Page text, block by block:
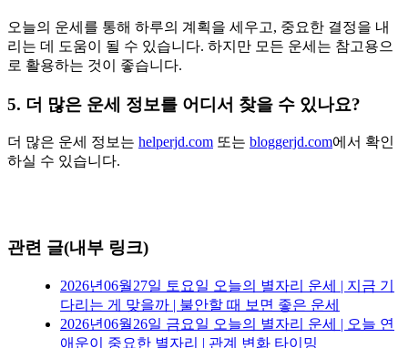
오늘의 운세를 통해 하루의 계획을 세우고, 중요한 결정을 내
리는 데 도움이 될 수 있습니다. 하지만 모든 운세는 참고용으
로 활용하는 것이 좋습니다.
5. 더 많은 운세 정보를 어디서 찾을 수 있나요?
더 많은 운세 정보는 helperjd.com 또는 bloggerjd.com에서 확인
하실 수 있습니다.
관련 글(내부 링크)
2026년06월27일 토요일 오늘의 별자리 운세 | 지금 기
다리는 게 맞을까 | 불안할 때 보면 좋은 운세
2026년06월26일 금요일 오늘의 별자리 운세 | 오늘 연
애운이 중요한 별자리 | 관계 변화 타이밍